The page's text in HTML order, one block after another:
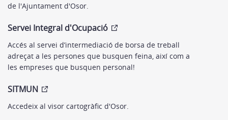
de l'Ajuntament d'Osor.
Servei Integral d'Ocupació
Accés al servei d’intermediació de borsa de treball
adreçat a les persones que busquen feina, així com a
les empreses que busquen personal!
SITMUN
Accedeix al visor cartogràfic d'Osor.